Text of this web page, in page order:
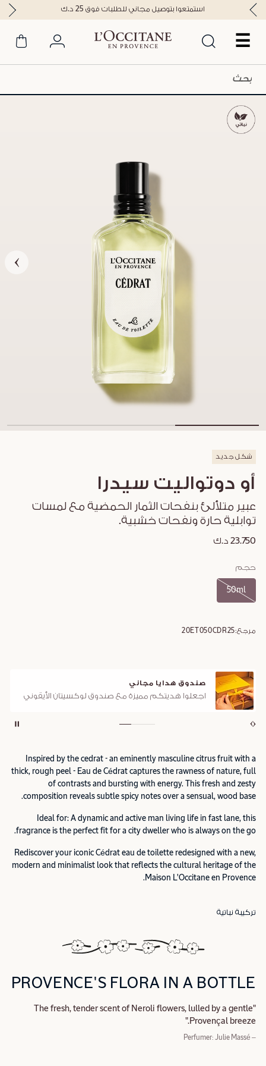
☰
استمتعوا بتوصيل مجاني للطلبات فوق 25 د.ك
شكل جديد
أو دوتواليت سيدرا
عبير متلألئ بنفحات الثمار الحمضية مع لمسات
توابلية حارة ونفحات خشبية.
23.750 د.ك
حجم
50ml
مرجع:20ET050CDR25
صندوق هدايا مجاني
اجعلوا هديتكم مميزة مع صندوق لوكسيتان الأيقوني
Inspired by the cedrat - an eminently masculine citrus fruit with a
thick, rough peel - Eau de Cédrat captures the rawness of nature, full
of contrasts and bursting with energy. This fresh and zesty
composition reveals subtle spicy notes over a sensual, wood base.
Ideal for: A dynamic and active man living life in fast lane, this
fragrance is the perfect fit for a city dweller who is always on the go.
Rediscover your iconic Cédrat eau de toilette redesigned with a new,
modern and minimalist look that reflects the cultural heritage of the
Maison L'Occitane en Provence.
تركيبة نباتية
PROVENCE'S FLORA IN A BOTTLE
"The fresh, tender scent of Neroli flowers, lulled by a gentle
Provençal breeze."
– Perfumer: Julie Massé